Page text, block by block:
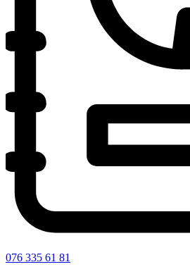
076 335 61 81